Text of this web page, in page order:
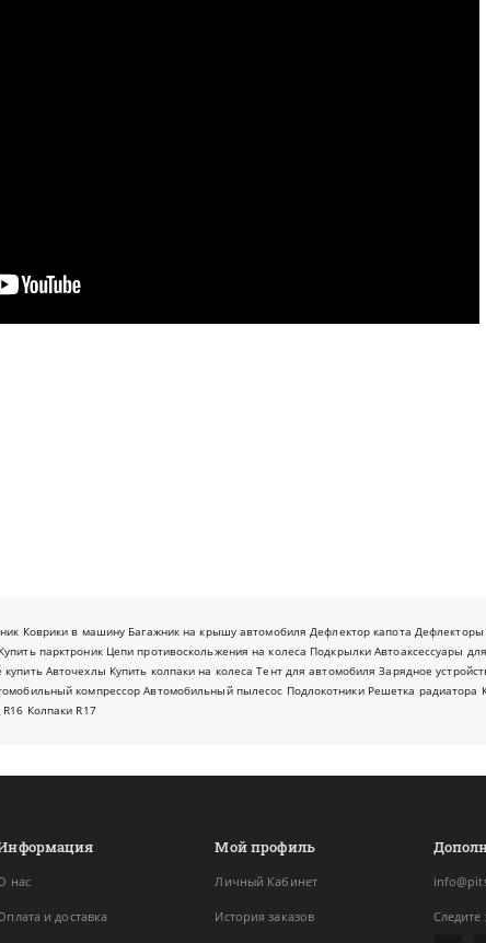
Коврики в машину Багажник на крышу автомобиля Дефлектор капота Дефлекторы
Купить парктроник Цепи противоскольжения на колеса Подкрылки Автоаксессуары
купить Авточехлы Купить колпаки на колеса Тент для автомобиля Зарядное
компрессор Автомобильный пылесос Подлокотники Решетка радиатора
Колпаки R17
нас
и доставка
Мой профиль
Личный Кабинет
История заказов Следите